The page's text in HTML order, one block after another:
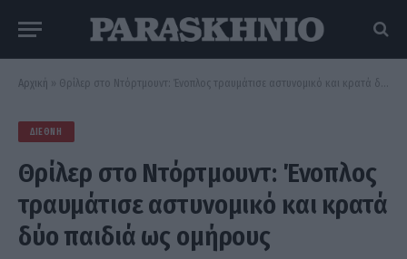
Αρχική » Θρίλερ στο Ντόρτμουντ: Ένοπλος τραυμάτισε αστυνομικό και κρατά δύο παιδιά ως ομήρους
ΔΙΕΘΝΉ
Θρίλερ στο Ντόρτμουντ: Ένοπλος
τραυμάτισε αστυνομικό και κρατά
δύο παιδιά ως ομήρους